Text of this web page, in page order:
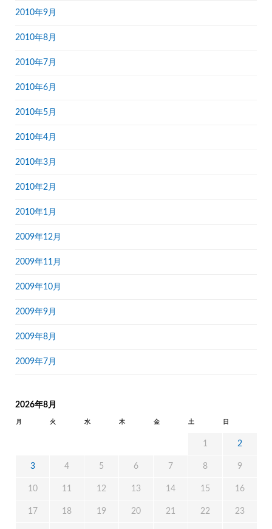
2010年9月
2010年8月
2010年7月
2010年6月
2010年5月
2010年4月
2010年3月
2010年2月
2010年1月
2009年12月
2009年11月
2009年10月
2009年9月
2009年8月
2009年7月
2026年8月
月 火 水 木 金 土 日
1 2
3 4 5 6 7 8 9
10 11 12 13 14 15 16
17 18 19 20 21 22 23